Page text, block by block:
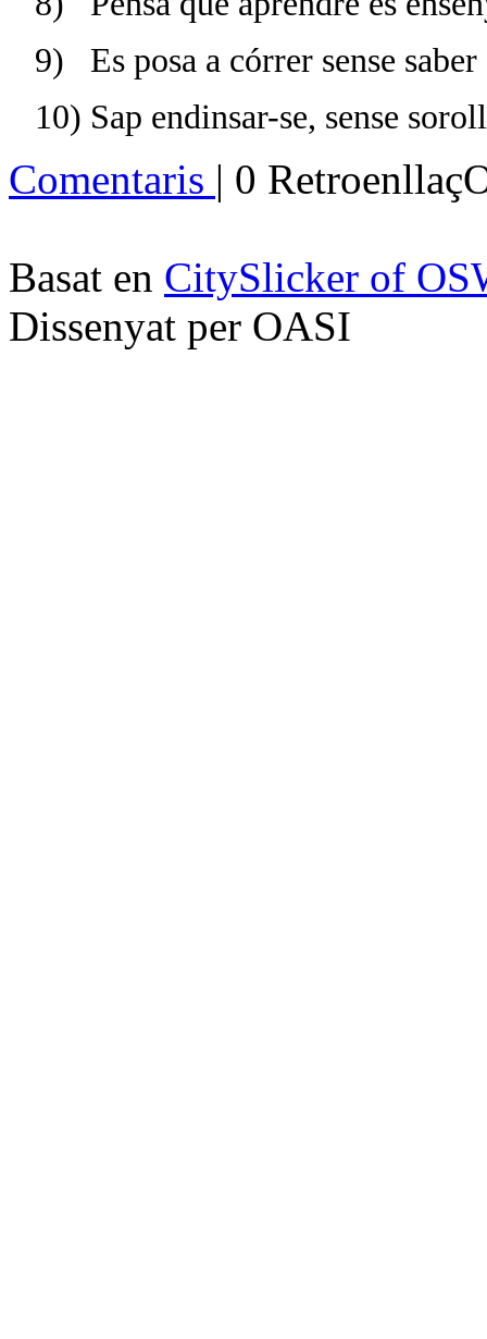
9)
Es posa a córrer sense
10) Sap endinsar-se, sense
Comentaris | 0
Basat en CitySlicker of
Dissenyat per OASI